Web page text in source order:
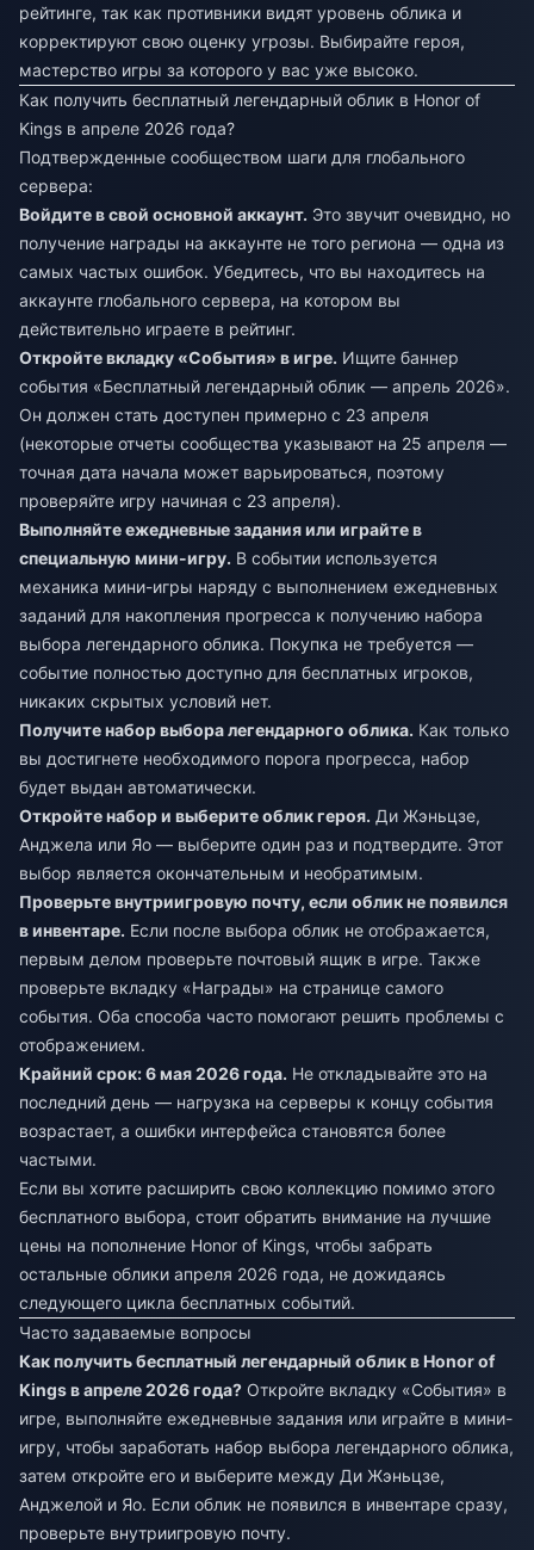
рейтинге, так как противники видят уровень облика и
корректируют свою оценку угрозы. Выбирайте героя,
мастерство игры за которого у вас уже высоко.
Как получить бесплатный легендарный облик в Honor of
Kings в апреле 2026 года?
Подтвержденные сообществом шаги для глобального
сервера:
Войдите в свой основной аккаунт. Это звучит очевидно, но
получение награды на аккаунте не того региона — одна из
самых частых ошибок. Убедитесь, что вы находитесь на
аккаунте глобального сервера, на котором вы
действительно играете в рейтинг.
Откройте вкладку «События» в игре. Ищите баннер
события «Бесплатный легендарный облик — апрель 2026».
Он должен стать доступен примерно с 23 апреля
(некоторые отчеты сообщества указывают на 25 апреля —
точная дата начала может варьироваться, поэтому
проверяйте игру начиная с 23 апреля).
Выполняйте ежедневные задания или играйте в
специальную мини-игру. В событии используется
механика мини-игры наряду с выполнением ежедневных
заданий для накопления прогресса к получению набора
выбора легендарного облика. Покупка не требуется —
событие полностью доступно для бесплатных игроков,
никаких скрытых условий нет.
Получите набор выбора легендарного облика. Как только
вы достигнете необходимого порога прогресса, набор
будет выдан автоматически.
Откройте набор и выберите облик героя. Ди Жэньцзе,
Анджела или Яо — выберите один раз и подтвердите. Этот
выбор является окончательным и необратимым.
Проверьте внутриигровую почту, если облик не появился
в инвентаре. Если после выбора облик не отображается,
первым делом проверьте почтовый ящик в игре. Также
проверьте вкладку «Награды» на странице самого
события. Оба способа часто помогают решить проблемы с
отображением.
Крайний срок: 6 мая 2026 года. Не откладывайте это на
последний день — нагрузка на серверы к концу события
возрастает, а ошибки интерфейса становятся более
частыми.
Если вы хотите расширить свою коллекцию помимо этого
бесплатного выбора, стоит обратить внимание на лучшие
цены на пополнение Honor of Kings, чтобы забрать
остальные облики апреля 2026 года, не дожидаясь
следующего цикла бесплатных событий.
Часто задаваемые вопросы
Как получить бесплатный легендарный облик в Honor of
Kings в апреле 2026 года? Откройте вкладку «События» в
игре, выполняйте ежедневные задания или играйте в мини-
игру, чтобы заработать набор выбора легендарного облика,
затем откройте его и выберите между Ди Жэньцзе,
Анджелой и Яо. Если облик не появился в инвентаре сразу,
проверьте внутриигровую почту.